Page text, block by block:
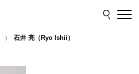
石井 亮（Ryo Ishii）